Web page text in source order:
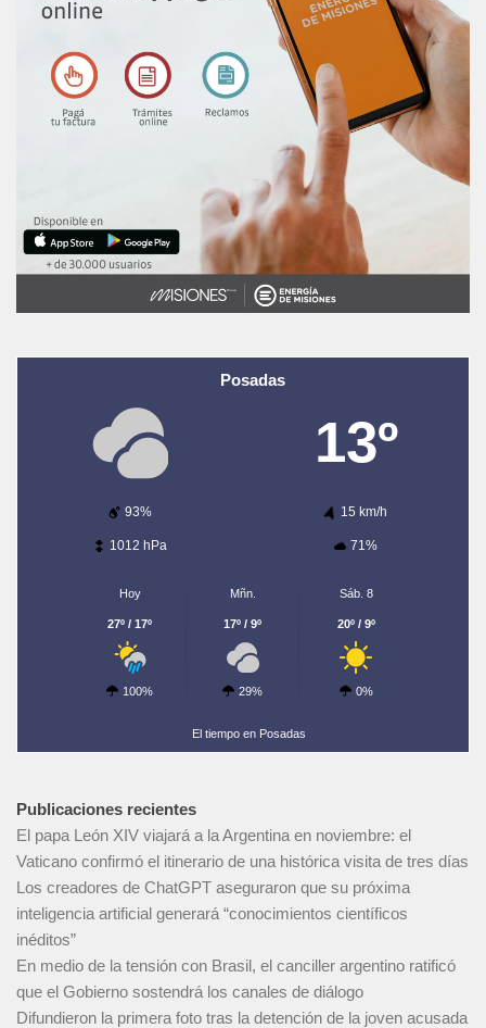
Posadas
13º
93% 15 km/h
1012 hPa 71%
Hoy
27º / 17º
100%
Mñn.
17º / 9º
29%
Sáb. 8
20º / 9º
0%
El tiempo en Posadas
Publicaciones recientes
El papa León XIV viajará a la Argentina en noviembre: el
Vaticano confirmó el itinerario de una histórica visita de tres días
Los creadores de ChatGPT aseguraron que su próxima
inteligencia artificial generará “conocimientos científicos
inéditos”
En medio de la tensión con Brasil, el canciller argentino ratificó
que el Gobierno sostendrá los canales de diálogo
Difundieron la primera foto tras la detención de la joven acusada